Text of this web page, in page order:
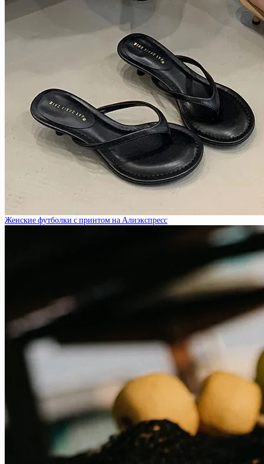
Женские футболки с принтом на Алиэкспресс